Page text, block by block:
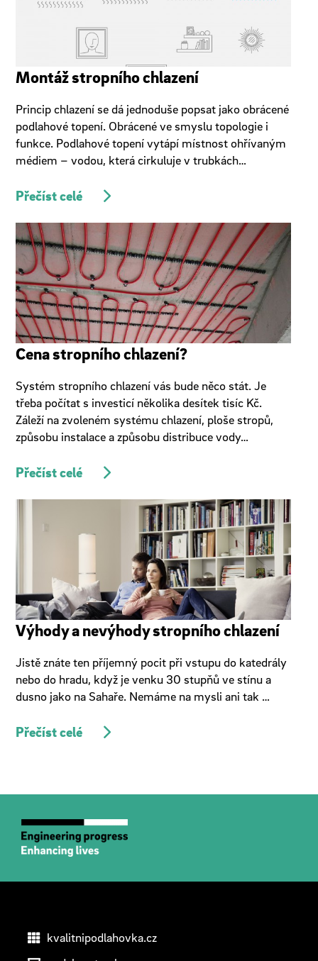
Montáž stropního chlazení
Princip chlazení se dá jednoduše popsat jako obrácené
podlahové topení. Obrácené ve smyslu topologie i
funkce. Podlahové topení vytápí místnost ohřívaným
médiem – vodou, která cirkuluje v trubkách…
Přečíst celé
Cena stropního chlazení?
Systém stropního chlazení vás bude něco stát. Je
třeba počítat s investicí několika desítek tisíc Kč.
Záleží na zvoleném systému chlazení, ploše stropů,
způsobu instalace a způsobu distribuce vody…
Přečíst celé
Výhody a nevýhody stropního chlazení
Jistě znáte ten příjemný pocit při vstupu do katedrály
nebo do hradu, když je venku 30 stupňů ve stínu a
dusno jako na Sahaře. Nemáme na mysli ani tak …
Přečíst celé
kvalitnipodlahovka.cz